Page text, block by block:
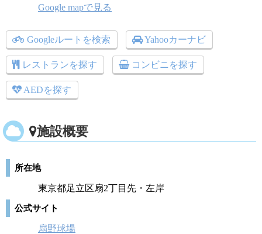
Google mapで見る
Googleルートを検索 Yahooカーナビ
レストランを探す コンビニを探す
AEDを探す
施設概要
所在地
東京都足立区扇2丁目先・左岸
公式サイト
扇野球場